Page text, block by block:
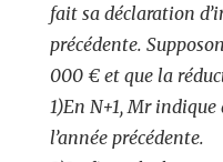
fait sa déclaration
précédente.
000 € et que la
1)En N+1, Mr
l’année précédente.